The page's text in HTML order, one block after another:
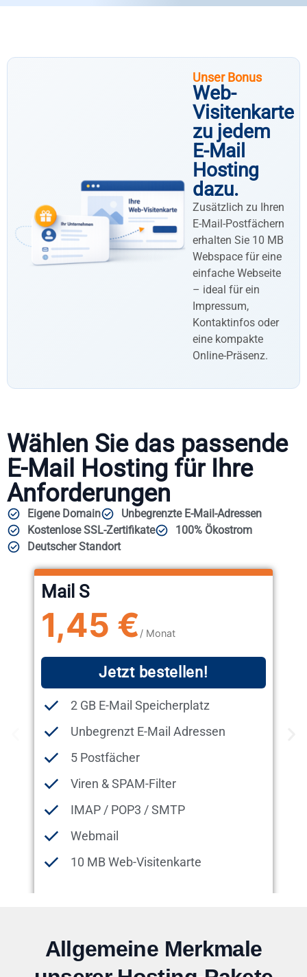
Unser Bonus
Web-
Visitenkarte
zu jedem
E-Mail
Hosting
dazu.
Zusätzlich zu Ihren
E-Mail-Postfächern
erhalten Sie 10 MB
Webspace für eine
einfache Webseite
– ideal für ein
Impressum,
Kontaktinfos oder
eine kompakte
Online-Präsenz.
Wählen Sie das passende
E-Mail Hosting für Ihre
Anforderungen
Eigene Domain
Unbegrenzte E-Mail-Adressen
Kostenlose SSL-Zertifikate
100% Ökostrom
Deutscher Standort
Mail S
1,45 € / Monat
Jetzt bestellen!
2 GB E-Mail Speicherplatz
Unbegrenzt E-Mail Adressen
5 Postfächer
Viren & SPAM-Filter
IMAP / POP3 / SMTP
Webmail
10 MB Web-Visitenkarte
Allgemeine Merkmale